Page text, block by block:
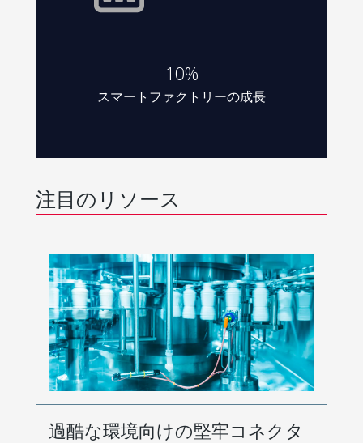
10%
スマートファクトリーの成長
注目のリソース
過酷な環境向けの堅牢コネクタ